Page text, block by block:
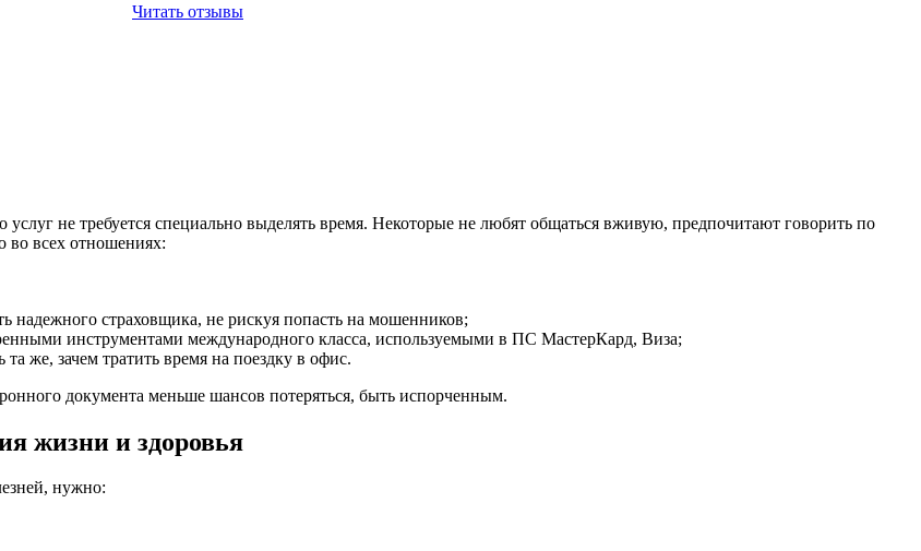
Читать отзывы
не требуется специально выделять время. Некоторые не любят общаться вживую, предпочитают говорить по
во всех отношениях:
страховщика, не рискуя попасть на мошенников;
инструментами международного класса, используемыми в ПС МастерКард, Виза;
же, зачем тратить время на поездку в офис.
документа меньше шансов потеряться, быть испорченным.
жизни и здоровья
нужно: